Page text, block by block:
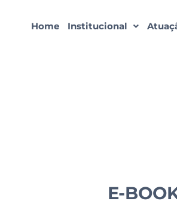
Home Institucional
E-